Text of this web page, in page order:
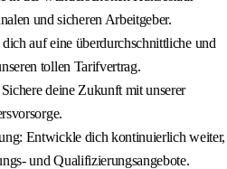
und sicheren Arbeitgeber.
auf eine überdurchschnittliche und
tollen Tarifvertrag.
deine Zukunft mit unserer
Entwickle dich kontinuierlich weiter,
und Qualifizierungsangebote.